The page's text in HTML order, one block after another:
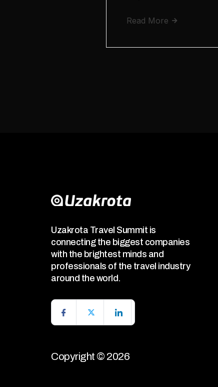
Read More
Uzakrota Travel Summit is
connecting the biggest companies
with the brightest minds and
professionals of the travel industry
around the world.
Copyright © 2026